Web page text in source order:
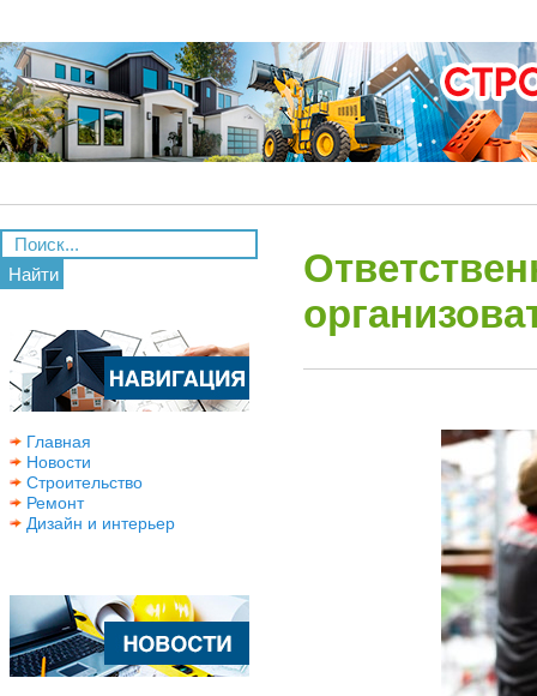
Найти
Главная
Новости
Строительство
Ремонт
Дизайн и интерьер